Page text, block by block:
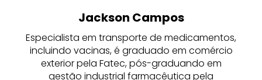
Jackson Campos
Especialista em transporte de medicamentos,
incluindo vacinas, é graduado em comércio
exterior pela Fatec, pós-graduando em
gestão industrial farmacêutica pela